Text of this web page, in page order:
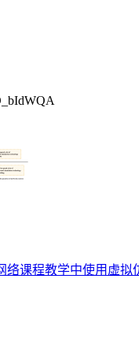
络课程教学中使用虚拟